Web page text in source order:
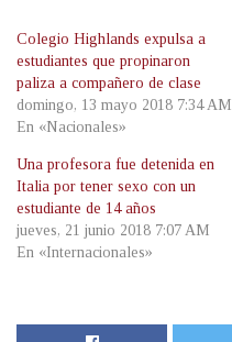
Colegio Highlands expulsa a
estudiantes que propinaron
paliza a compañero de clase
domingo, 13 mayo 2018 7:34 AM
En «Nacionales»
Una profesora fue detenida en
Italia por tener sexo con un
estudiante de 14 años
jueves, 21 junio 2018 7:07 AM
En «Internacionales»